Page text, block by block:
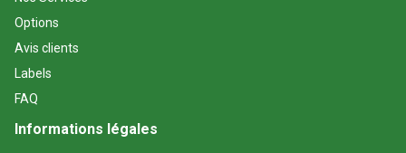
Options
Avis clients
Labels
FAQ
Informations légales